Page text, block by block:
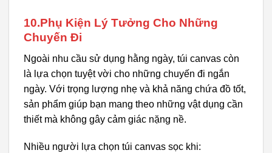
10.Phụ Kiện Lý Tưởng Cho Những
Chuyến Đi
Ngoài nhu cầu sử dụng hằng ngày, túi canvas còn
là lựa chọn tuyệt vời cho những chuyến đi ngắn
ngày. Với trọng lượng nhẹ và khả năng chứa đồ tốt,
sản phẩm giúp bạn mang theo những vật dụng cần
thiết mà không gây cảm giác nặng nề.
Nhiều người lựa chọn túi canvas sọc khi: